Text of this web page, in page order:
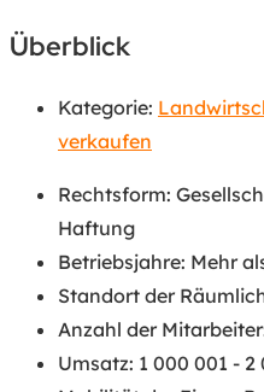
Überblick
Kategorie:
verkaufen
Rechtsform:
Haftung
Betriebsjahre: Mehr
Standort der
Anzahl der Mitarbeiter
Umsatz: 1 000 001 - 2